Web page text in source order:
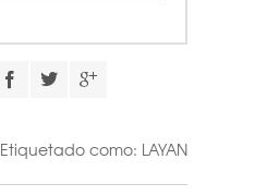
Etiquetado como: LAYAN